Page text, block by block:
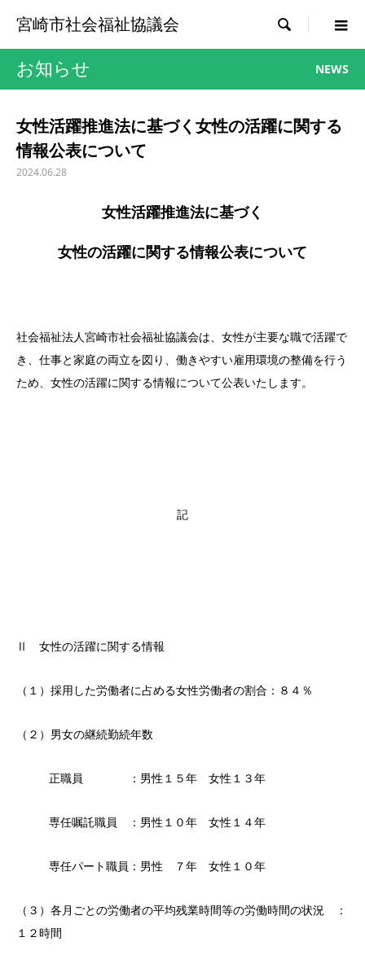
宮崎市社会福祉協議会 
お知らせ NEWS
女性活躍推進法に基づく女性の活躍に関する
情報公表について
2024.06.28
女性活躍推進法に基づく
女性の活躍に関する情報公表について
社会福祉法人宮崎市社会福祉協議会は、女性が主要な職で活躍で
き、仕事と家庭の両立を図り、働きやすい雇用環境の整備を行う
ため、女性の活躍に関する情報について公表いたします。
記
Ⅱ 女性の活躍に関する情報
（１）採用した労働者に占める女性労働者の割合：８４％
（２）男女の継続勤続年数
正職員 ：男性１５年 女性１３年
専任嘱託職員 ：男性１０年 女性１４年
専任パート職員：男性 ７年 女性１０年
（３）各月ごとの労働者の平均残業時間等の労働時間の状況 ：
１２時間